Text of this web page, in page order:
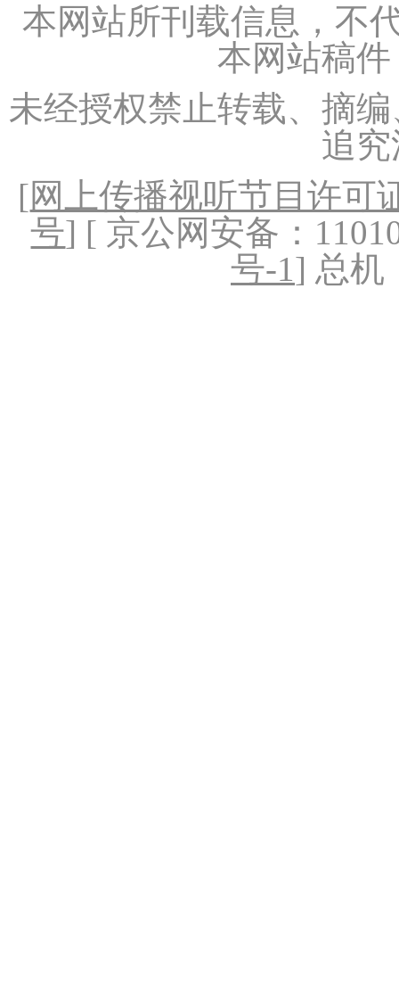
本网站所刊载信息，不
本网站稿
未经授权禁止转载、摘
追
[网上传播视听节目许可
号] [ 京公网安备：
号-1] 总机